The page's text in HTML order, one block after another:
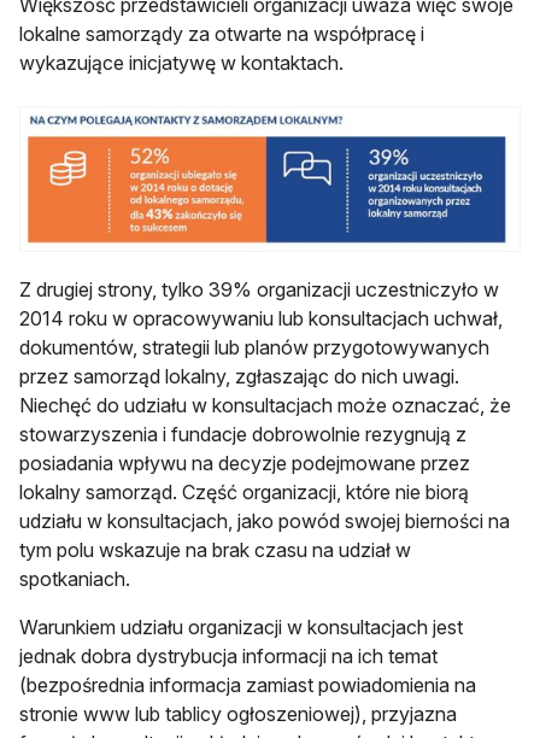
Większość przedstawicieli organizacji uważa więc swoje
lokalne samorządy za otwarte na współpracę i
wykazujące inicjatywę w kontaktach.
Z drugiej strony, tylko 39% organizacji uczestniczyło w
2014 roku w opracowywaniu lub konsultacjach uchwał,
dokumentów, strategii lub planów przygotowywanych
przez samorząd lokalny, zgłaszając do nich uwagi.
Niechęć do udziału w konsultacjach może oznaczać, że
stowarzyszenia i fundacje dobrowolnie rezygnują z
posiadania wpływu na decyzje podejmowane przez
lokalny samorząd. Część organizacji, które nie biorą
udziału w konsultacjach, jako powód swojej bierności na
tym polu wskazuje na brak czasu na udział w
spotkaniach.
Warunkiem udziału organizacji w konsultacjach jest
jednak dobra dystrybucja informacji na ich temat
(bezpośrednia informacja zamiast powiadomienia na
stronie www lub tablicy ogłoszeniowej), przyjazna